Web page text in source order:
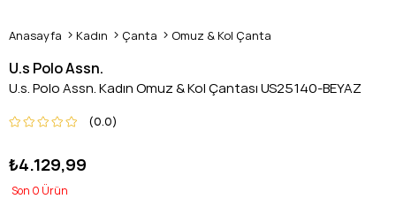
Anasayfa Kadın Çanta Omuz & Kol Çanta
U.s Polo Assn.
U.s. Polo Assn. Kadın Omuz & Kol Çantası US25140-BEYAZ
0.0
₺4.129,99
0